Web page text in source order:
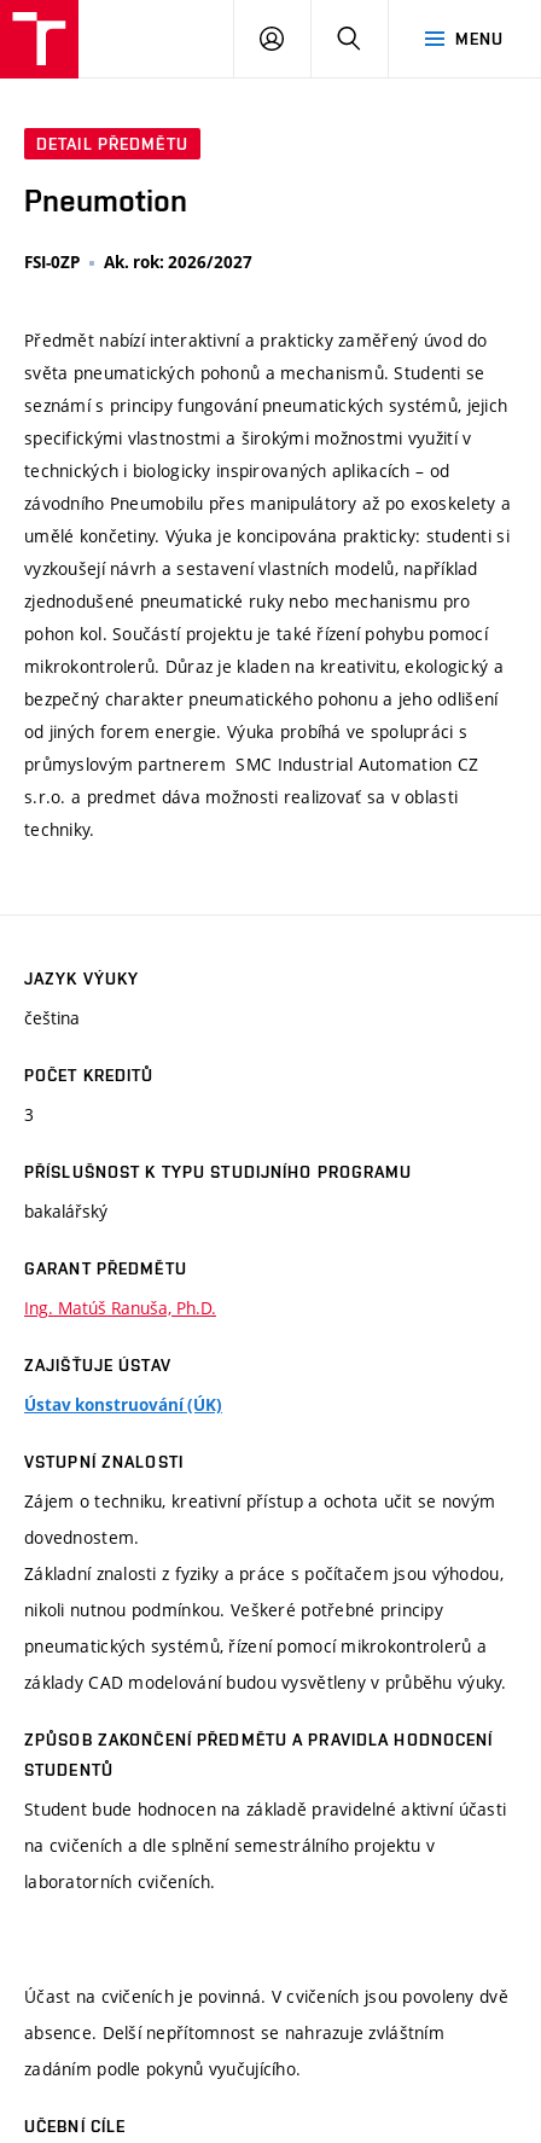
MENU
PŘIHLÁSIT
DETAIL PŘEDMĚTU
Pneumotion
FSI-0ZP Ak. rok: 2026/2027
Předmět nabízí interaktivní a prakticky zaměřený úvod do
světa pneumatických pohonů a mechanismů. Studenti se
seznámí s principy fungování pneumatických systémů, jejich
specifickými vlastnostmi a širokými možnostmi využití v
technických i biologicky inspirovaných aplikacích – od
závodního Pneumobilu přes manipulátory až po exoskelety a
umělé končetiny. Výuka je koncipována prakticky: studenti si
vyzkoušejí návrh a sestavení vlastních modelů, například
zjednodušené pneumatické ruky nebo mechanismu pro
pohon kol. Součástí projektu je také řízení pohybu pomocí
mikrokontrolerů. Důraz je kladen na kreativitu, ekologický a
bezpečný charakter pneumatického pohonu a jeho odlišení
od jiných forem energie. Výuka probíhá ve spolupráci s
průmyslovým partnerem SMC Industrial Automation CZ
s.r.o. a predmet dáva možnosti realizovať sa v oblasti
techniky.
JAZYK VÝUKY
čeština
POČET KREDITŮ
3
PŘÍSLUŠNOST K TYPU STUDIJNÍHO PROGRAMU
bakalářský
GARANT PŘEDMĚTU
Ing. Matúš Ranuša, Ph.D.
ZAJIŠŤUJE ÚSTAV
Ústav konstruování (ÚK)
VSTUPNÍ ZNALOSTI
Zájem o techniku, kreativní přístup a ochota učit se novým
dovednostem.
Základní znalosti z fyziky a práce s počítačem jsou výhodou,
nikoli nutnou podmínkou. Veškeré potřebné principy
pneumatických systémů, řízení pomocí mikrokontrolerů a
základy CAD modelování budou vysvětleny v průběhu výuky.
ZPŮSOB ZAKONČENÍ PŘEDMĚTU A PRAVIDLA HODNOCENÍ
STUDENTŮ
Student bude hodnocen na základě pravidelné aktivní účasti
na cvičeních a dle splnění semestrálního projektu v
laboratorních cvičeních.
Účast na cvičeních je povinná. V cvičeních jsou povoleny dvě
absence. Delší nepřítomnost se nahrazuje zvláštním
zadáním podle pokynů vyučujícího.
UČEBNÍ CÍLE